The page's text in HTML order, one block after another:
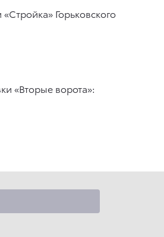
Горьковского
«Вторые ворота»: